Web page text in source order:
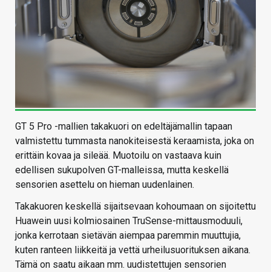
GT 5 Pro -mallien takakuori on edeltäjämallin tapaan
valmistettu tummasta nanokiteisestä keraamista, joka on
erittäin kovaa ja sileää. Muotoilu on vastaava kuin
edellisen sukupolven GT-malleissa, mutta keskellä
sensorien asettelu on hieman uudenlainen.
Takakuoren keskellä sijaitsevaan kohoumaan on sijoitettu
Huawein uusi kolmiosainen TruSense-mittausmoduuli,
jonka kerrotaan sietävän aiempaa paremmin muuttujia,
kuten ranteen liikkeitä ja vettä urheilusuorituksen aikana.
Tämä on saatu aikaan mm. uudistettujen sensorien